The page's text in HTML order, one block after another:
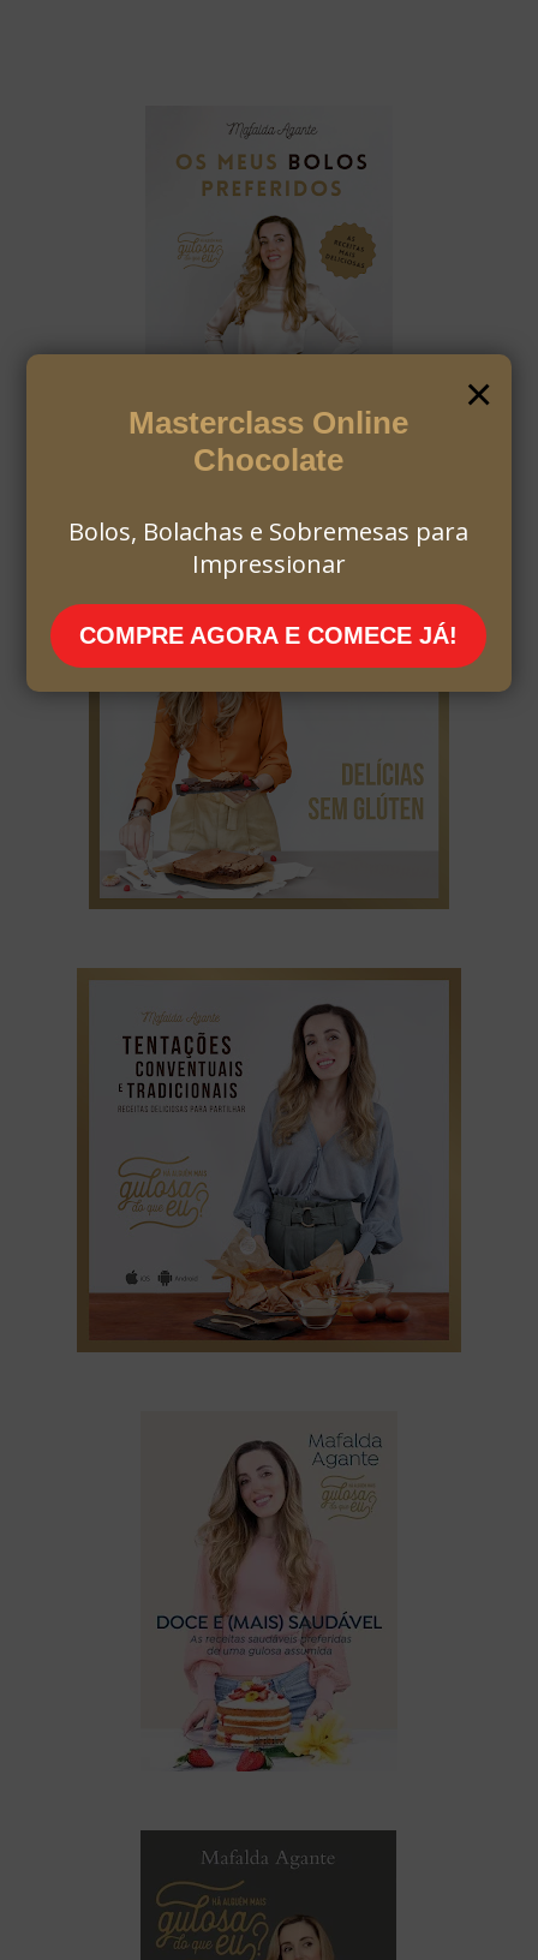
×
Masterclass Online
Chocolate
Bolos, Bolachas e Sobremesas para
Impressionar
COMPRE AGORA E COMECE JÁ!